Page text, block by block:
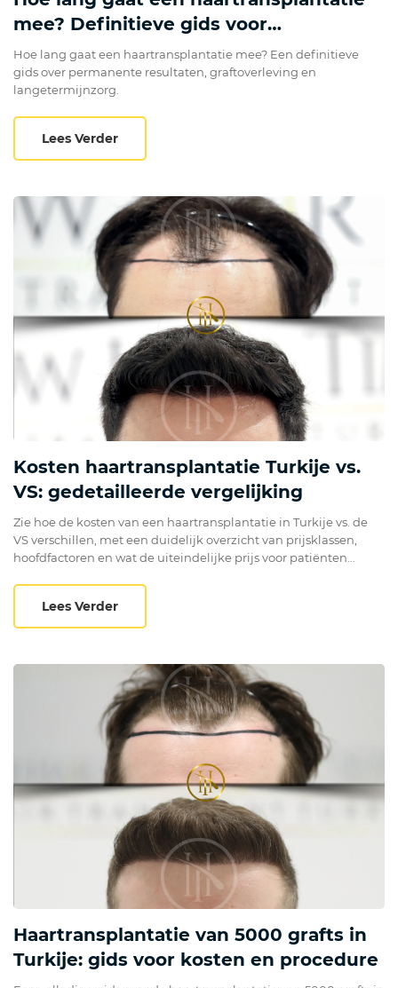
mee? Definitieve gids voor
permanente resultaten
Hoe lang gaat een haartransplantatie mee? Een definitieve
gids over permanente resultaten, graftoverleving en
langetermijnzorg.
Lees VerderHoe lang gaat een haartransplantatie
Kosten haartransplantatie Turkije vs.
VS: gedetailleerde vergelijking
Zie hoe de kosten van een haartransplantatie in Turkije vs. de
VS verschillen, met een duidelijk overzicht van prijsklassen,
hoofdfactoren en wat de uiteindelijke prijs voor patiënten
Lees VerderKosten haartransplantatie Turkije vs. VS:
Haartransplantatie van 5000 grafts in
Turkije: gids voor kosten en procedure